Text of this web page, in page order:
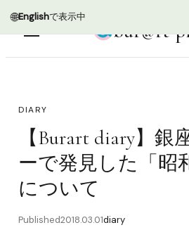
🌐Englishで表示中
bur@rt
DIARY
【Burart diary】銀
ーで発見した「昭
について
Published2018.03.01diary